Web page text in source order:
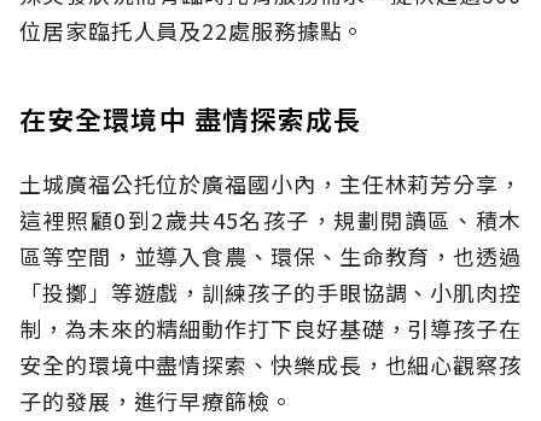
位居家臨托人員及22處服務據點。
在安全環境中 盡情探索成長
土城廣福公托位於廣福國小內，主任林莉芳分享，
這裡照顧0到2歲共45名孩子，規劃閱讀區、積木
區等空間，並導入食農、環保、生命教育，也透過
「投擲」等遊戲，訓練孩子的手眼協調、小肌肉控
制，為未來的精細動作打下良好基礎，引導孩子在
安全的環境中盡情探索、快樂成長，也細心觀察孩
子的發展，進行早療篩檢。